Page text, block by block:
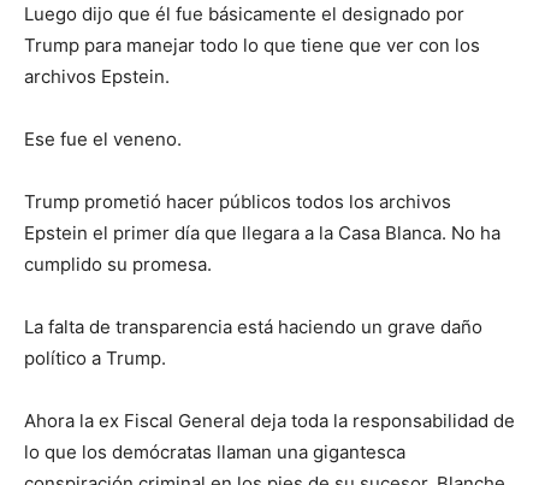
Luego dijo que él fue básicamente el designado por
Trump para manejar todo lo que tiene que ver con los
archivos Epstein.
Ese fue el veneno.
Trump prometió hacer públicos todos los archivos
Epstein el primer día que llegara a la Casa Blanca. No ha
cumplido su promesa.
La falta de transparencia está haciendo un grave daño
político a Trump.
Ahora la ex Fiscal General deja toda la responsabilidad de
lo que los demócratas llaman una gigantesca